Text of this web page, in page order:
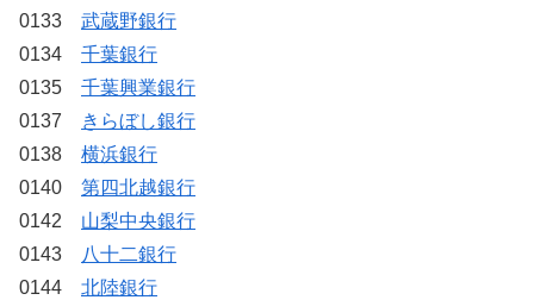
0133 武蔵野銀行
0134 千葉銀行
0135 千葉興業銀行
0137
きらぼし銀行
0138 横浜銀行
0140 第四北越銀行
0142 山梨中央銀行
0143
八十二銀行
0144 北陸銀行